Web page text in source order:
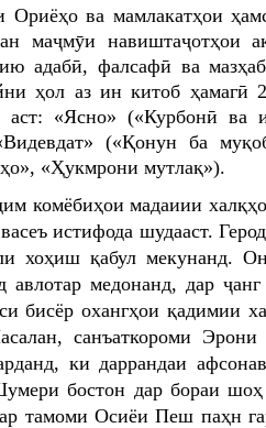
Ориёҳо ва мамлакатҳои
маҷмӯи навиштаҷотҳои
адабӣ, фалсафӣ ва
ҳол аз ин китоб ҳамагӣ
аст: «Ясно» («Курбонӣ
(«Қонун ба
«Ҳукмрони мутлақ»).
комёбиҳои мадаиии
истифода шудааст.
хоҳиш қабул мекунанд.
авлотар медонанд, дар
бисёр охангҳои қадимии
санъаткороми
ки даррандаи
бостон дар бораи
тамоми Осиёи Пеш паҳн